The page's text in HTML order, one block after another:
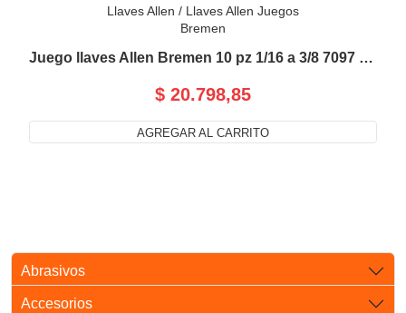
Abrasivos
Accesorios
Llaves Allen / Llaves Allen Juegos
Bremen
Juego llaves Allen Bremen 10 pz 1/16 a 3/8 7097 Pu
$ 20.798,85
AGREGAR AL CARRITO